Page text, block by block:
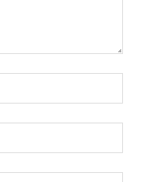
:*
:*